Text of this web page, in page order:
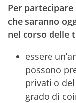
Per partecipare
che saranno
nel corso delle
essere
possono
privati o
grado di